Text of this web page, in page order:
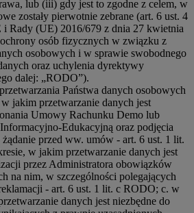
lub (iii) gdy jest to zgodne z celem, w
zostały pierwotnie zebrane (art. 6 ust. 4
i Rady (UE) 2016/679 z dnia 27 kwietnia
osób fizycznych w związku z
osobowych i w sprawie swobodnego
oraz uchylenia dyrektywy
dalej: „RODO”).
Państwa danych osobowych
jakim przetwarzanie danych jest
Umowy Rachunku Demo lub
Edukacyjną oraz podjęcia
żądanie przed ww. umów - art. 6 ust. 1 lit.
w jakim przetwarzanie danych jest
przez Administratora obowiązków
na nim, w szczególności polegających
- art. 6 ust. 1 lit. c RODO; c. w
danych jest niezbędne do